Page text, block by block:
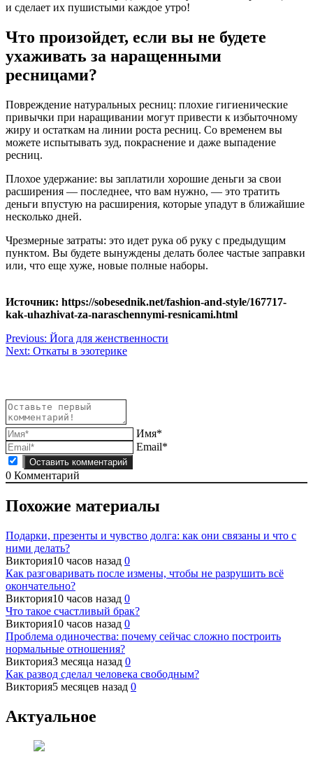
и сделает их пушистыми каждое утро!
Что произойдет, если вы не будете
ухаживать за наращенными
ресницами?
Повреждение натуральных ресниц: плохие гигиенические
привычки при наращивании могут привести к избыточному
жиру и остаткам на линии роста ресниц. Со временем вы
можете испытывать зуд, покраснение и даже выпадение
ресниц.
Плохое удержание: вы заплатили хорошие деньги за свои
расширения — последнее, что вам нужно, — это тратить
деньги впустую на расширения, которые упадут в ближайшие
несколько дней.
Чрезмерные затраты: это идет рука об руку с предыдущим
пунктом. Вы будете вынуждены делать более частые заправки
или, что еще хуже, новые полные наборы.
Источник: https://sobesednik.net/fashion-and-style/167717-
kak-uhazhivat-za-naraschennymi-resnicami.html
Навигация
по
Previous: Йога для женственности
Next: Откаты в эзотерике
Имя*
Email*
0 Комментарий
Похожие материалы
Подарки, презенты и чувство долга: как они связаны и что с
ними делать?
Виктория10 часов назад 0
Как разговаривать после измены, чтобы не разрушить всё
окончательно?
Виктория10 часов назад 0
Что такое счастливый брак?
Виктория10 часов назад 0
Проблема одиночества: почему сейчас сложно построить
нормальные отношения?
Виктория3 месяца назад 0
Как развод сделал человека свободным?
Виктория5 месяцев назад 0
Актуальное